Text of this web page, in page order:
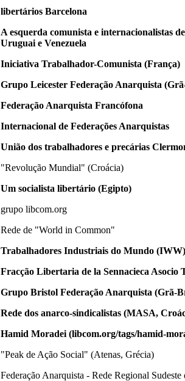
libertários Barcelona
A esquerda comunista e internacionalistas de
Uruguai e Venezuela
Iniciativa Trabalhador-Comunista (França)
Grupo Leicester Federação Anarquista (
Federação Anarquista Francófona
Internacional de Federações Anarquistas
União dos trabalhadores e precárias
"Revolução Mundial" (Croácia)
Um socialista libertário (Egipto)
grupo libcom.org
Rede de "World in Common"
Trabalhadores Industriais do Mundo (IWW)
Fracção Libertaria de la Sennacieca Asocio
Grupo Bristol Federação Anarquista (Grã-
Rede dos anarco-sindicalistas (MASA,
Hamid Moradei (libcom.org/tags/hamid-m
"Peak de Ação Social" (Atenas, Grécia)
Federação Anarquista - Rede Regional Sudeste